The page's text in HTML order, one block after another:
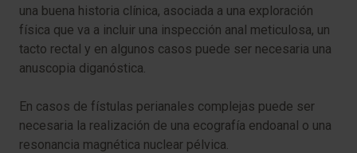
una buena historia clínica, asociada a una exploración
física que va a incluir una inspección anal meticulosa, un
tacto rectal y en algunos casos puede ser necesaria una
anuscopia diganóstica.
En casos de fístulas perianales complejas puede ser
necesaria la realización de una ecografía endoanal o una
resonancia magnética nuclear pélvica.